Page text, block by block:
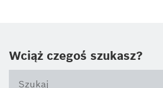
Wciąż czegoś szukasz?